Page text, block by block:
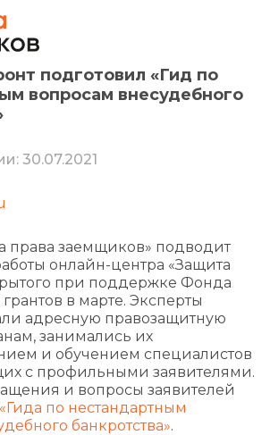
подготовил «Гид по
вопросам внесудебного
30.07.2021
права заемщиков» подводит
онлайн-центра «Защита
при поддержке Фонда
в марте. Эксперты
адресную правозащитную
занимались их
и обучением специалистов
с профильными заявителями.
и вопросы заявителей
«Гида по нестандартным
банкротства».